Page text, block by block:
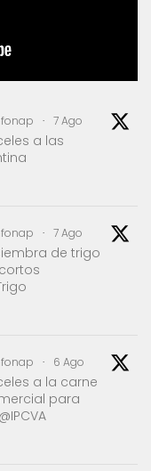
· 7 Ago
a las
· 7 Ago
de trigo
· 6 Ago
a la carne
para